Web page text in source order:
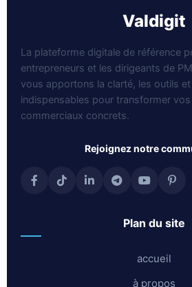
valdigit
La plateforme digitale de référence
entrepreneurs et les dirigeants de
vous apportons la clarté, les outils
indispensables pour transformer
commerciaux concrets.
rejoignez notre
plan du site
accueil
à propos